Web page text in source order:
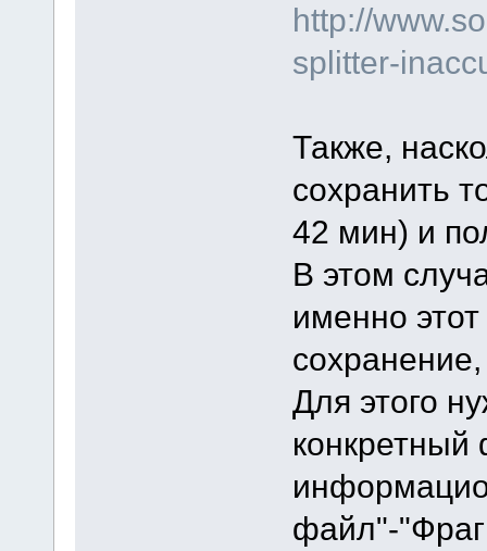
http://
splitter-
Также,
сохранить
42 мин) и
В этом
именно
Для этого
конкретный
файл"-